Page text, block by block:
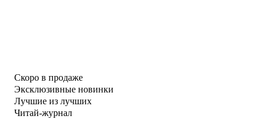
Скоро в продаже
Эксклюзивные новинки
Лучшие из лучших
Читай-журнал